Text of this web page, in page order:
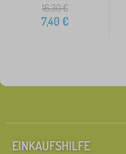
16,30€
7,40 €
EINKAUFSHILFE